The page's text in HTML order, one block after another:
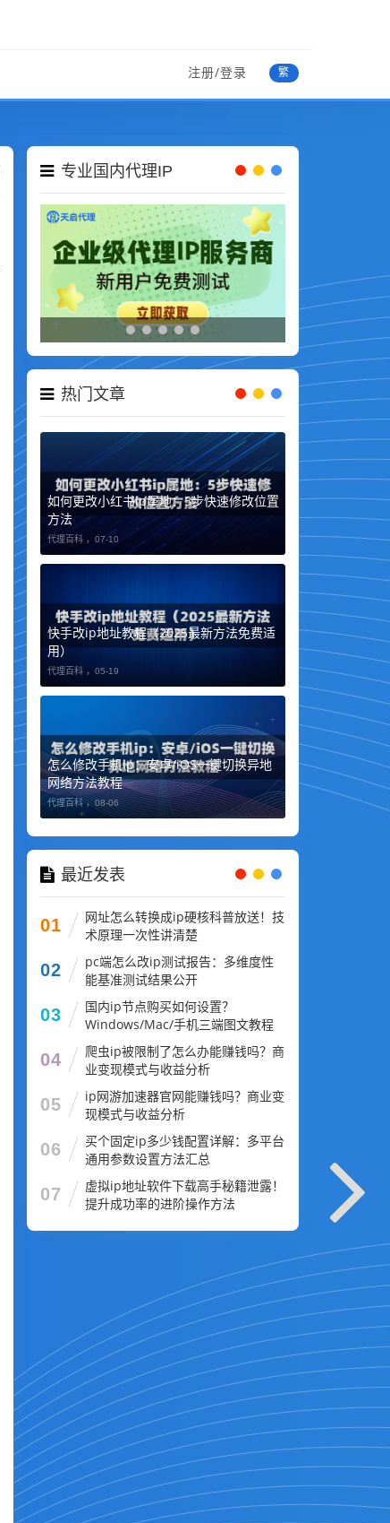
注册/登录 繁
专业国内代理IP
热门文章
如何更改小红书ip属地：5步快速修改位置
方法
代理百科 ， 07-10
快手改ip地址教程（2025最新方法免费适
用）
代理百科 ， 05-19
怎么修改手机ip：安卓/iOS一键切换异地
网络方法教程
代理百科 ，08-06
最近发表
01
网址怎么转换成ip硬核科普放送！技
术原理一次性讲清楚
02
pc端怎么改ip测试报告：多维度性
能基准测试结果公开
03
国内ip节点购买如何设置？
Windows/Mac/手机三端图文教程
04
爬虫ip被限制了怎么办能赚钱吗？商
业变现模式与收益分析
05
ip网游加速器官网能赚钱吗？商业变
现模式与收益分析
06
买个固定ip多少钱配置详解：多平台
通用参数设置方法汇总
07
虚拟ip地址软件下载高手秘籍泄露！
提升成功率的进阶操作方法